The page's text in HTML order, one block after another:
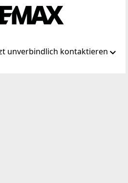
unverbindlich kontaktieren